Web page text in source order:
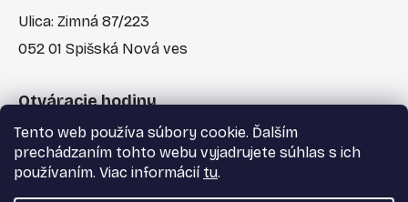
Tento web používa súbory cookie. Ďalším
prechádzaním tohto webu vyjadrujete súhlas s ich
používaním. Viac informácií tu.
Ulica: Zimná 87/223
052 01 Spišská Nová ves
Otváracie hodiny
Po-Pia: 7:30 - 17:00